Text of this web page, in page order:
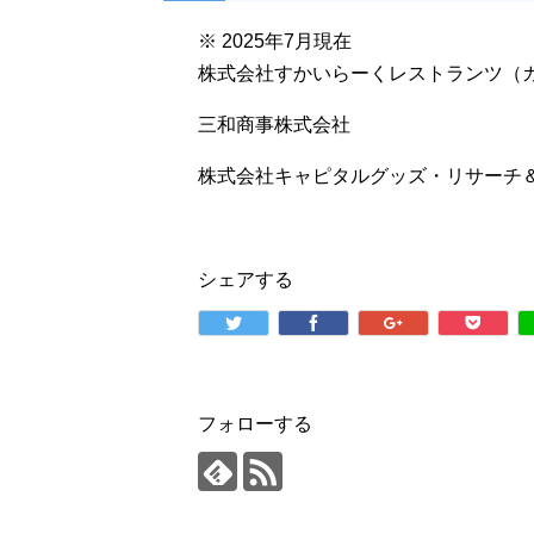
※ 2025年7月現在
株式会社すかいらーくレストランツ（
三和商事株式会社
株式会社キャピタルグッズ・リサーチ
シェアする
フォローする